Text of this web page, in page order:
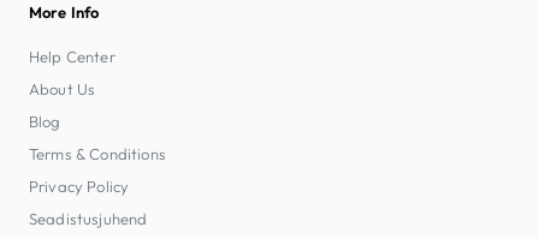
More Info
Help Center
About Us
Blog
Terms & Conditions
Privacy Policy
Seadistusjuhend